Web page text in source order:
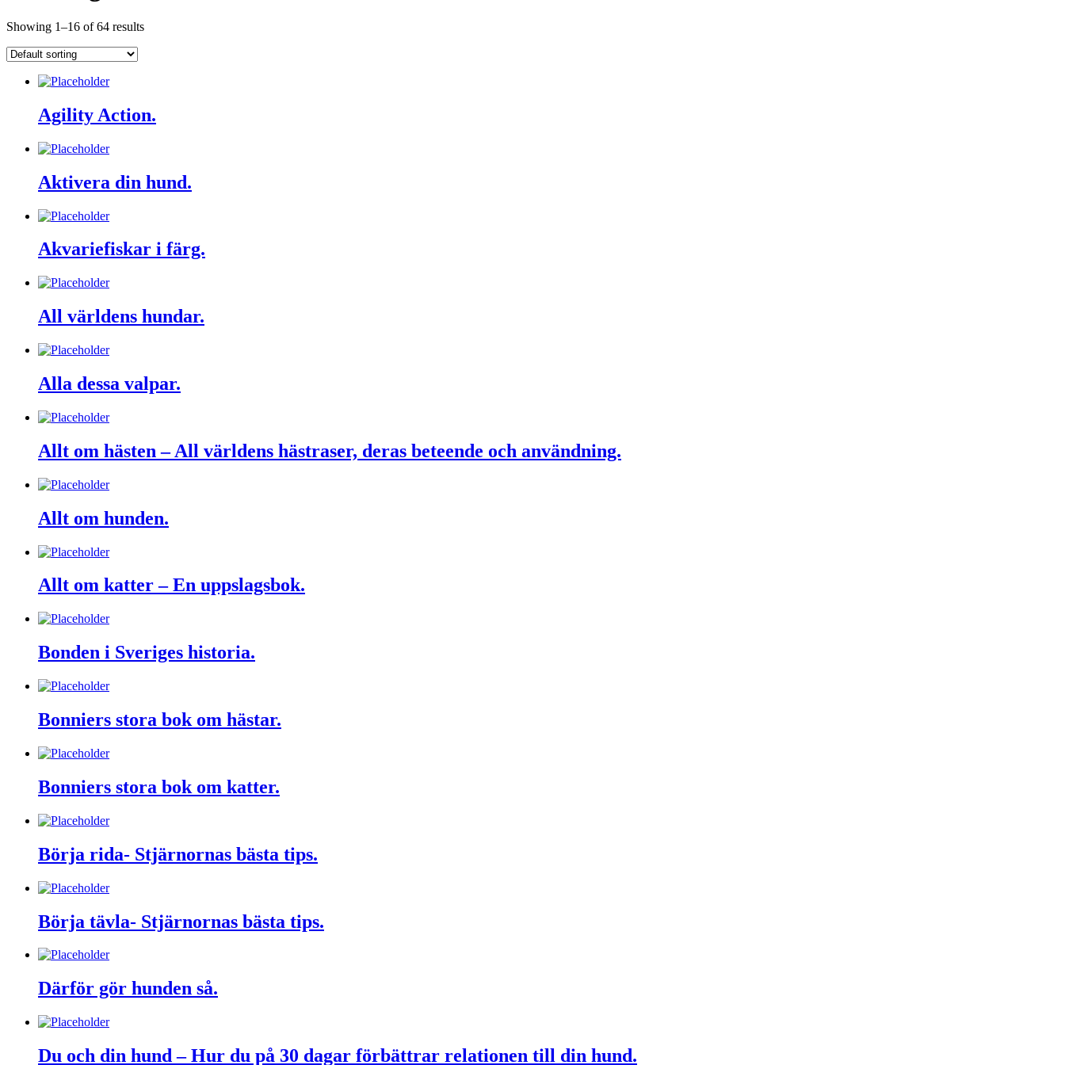
Showing 1–16 of 64 results
Agility Action.
Aktivera din hund.
Akvariefiskar i färg.
All världens hundar.
Alla dessa valpar.
Allt om hästen – All världens hästraser, deras beteende och användning.
Allt om hunden.
Allt om katter – En uppslagsbok.
Bonden i Sveriges historia.
Bonniers stora bok om hästar.
Bonniers stora bok om katter.
Börja rida- Stjärnornas bästa tips.
Börja tävla- Stjärnornas bästa tips.
Därför gör hunden så.
Du och din hund – Hur du på 30 dagar förbättrar relationen till din hund.